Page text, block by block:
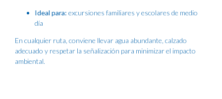
Ideal para: excursiones familiares y escolares de medio
día
En cualquier ruta, conviene llevar agua abundante, calzado
adecuado y respetar la señalización para minimizar el impacto
ambiental.